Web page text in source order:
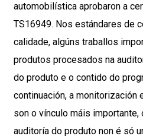
automobilística aprobaron a
TS16949. Nos estándares de
calidade, algúns traballos
produtos procesados ​​na
do produto e o contido do
continuación, a monitorización
son o vínculo máis
auditoría do produto non é só